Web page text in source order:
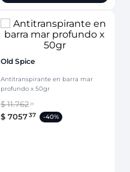
Old Spice
Antitranspirante en barra mar
profundo x 50gr
$11.762 29
$ 705737 -40%